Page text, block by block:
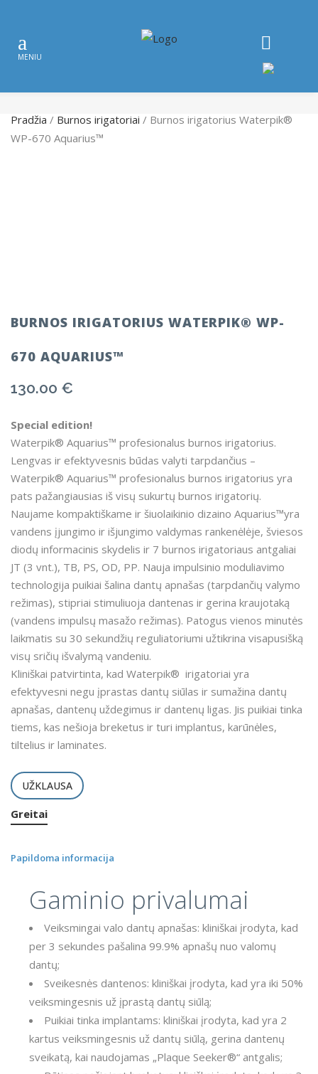
Pradžia / Burnos irigatoriai / Burnos irigatorius Waterpik®
WP-670 Aquarius™
BURNOS IRIGATORIUS WATERPIK® WP-
670 AQUARIUS™
130.00 €
Special edition!
Waterpik® Aquarius™ profesionalus burnos irigatorius.
Lengvas ir efektyvesnis būdas valyti tarpdančius –
Waterpik® Aquarius™ profesionalus burnos irigatorius yra
pats pažangiausias iš visų sukurtų burnos irigatorių.
Naujame kompaktiškame ir šiuolaikinio dizaino Aquarius™yra
vandens įjungimo ir išjungimo valdymas rankenėlėje, šviesos
diodų informacinis skydelis ir 7 burnos irigatoriaus antgaliai
JT (3 vnt.), TB, PS, OD, PP. Nauja impulsinio moduliavimo
technologija puikiai šalina dantų apnašas (tarpdančių valymo
režimas), stipriai stimuliuoja dantenas ir gerina kraujotaką
(vandens impulsų masažo režimas). Patogus vienos minutės
laikmatis su 30 sekundžių reguliatoriumi užtikrina visapusišką
visų sričių išvalymą vandeniu.
Kliniškai patvirtinta, kad Waterpik® irigatoriai yra
efektyvesni negu įprastas dantų siūlas ir sumažina dantų
apnašas, dantenų uždegimus ir dantenų ligas. Jis puikiai tinka
tiems, kas nešioja breketus ir turi implantus, karūnėles,
tiltelius ir laminates.
UŽKLAUSA
Greitai
Papildoma informacija
Gaminio privalumai
Veiksmingai valo dantų apnašas: kliniškai įrodyta, kad
per 3 sekundes pašalina 99.9% apnašų nuo valomų
dantų;
Sveikesnės dantenos: kliniškai įrodyta, kad yra iki 50%
veiksmingesnis už įprastą dantų siūlą;
Puikiai tinka implantams: kliniškai įrodyta, kad yra 2
kartus veiksmingesnis už dantų siūlą, gerina dantenų
sveikatą, kai naudojamas „Plaque Seeker®“ antgalis;